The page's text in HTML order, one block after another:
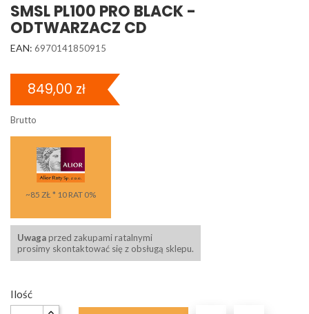
SMSL PL100 PRO BLACK -
ODTWARZACZ CD
EAN: 6970141850915
849,00 zł
Brutto
~85 ZŁ * 10 RAT 0%
Uwaga przed zakupami ratalnymi
prosimy skontaktować się z obsługą sklepu.
Ilość